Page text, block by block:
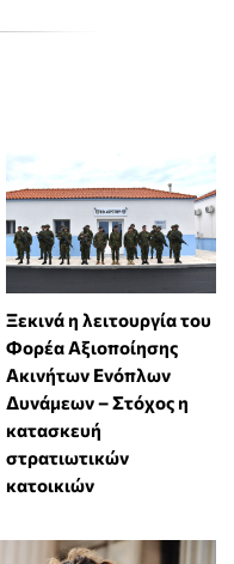
Ξεκινά η λειτουργία του
Φορέα Αξιοποίησης
Ακινήτων Ενόπλων
Δυνάμεων – Στόχος η
κατασκευή
στρατιωτικών
κατοικιών